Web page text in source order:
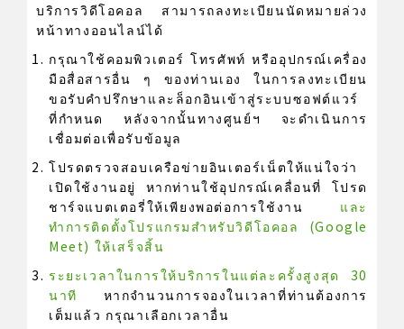
บริการวิดีโอคอล สามารถลงทะเบียนนัดหมายล่วง
หน้าทางออนไลน์ได้
กรุณาใช้คอมพิวเตอร์ โทรศัพท์ หรืออุปกรณ์เครื่อง
มือสื่อสารอื่น ๆ ของท่านเอง ในการลงทะเบียน
ขอรับคำปรึกษาและล็อกอินเข้าสู่ระบบซอฟต์แวร์
ที่กำหนด หลังจากนั้นทางศูนย์ฯ จะดำเนินการ
เชื่อมต่อเพื่อรับข้อมูล
โปรดตรวจสอบเครือข่ายอินเตอร์เน็ตให้แน่ใจว่า
เปิดใช้งานอยู่ หากท่านใช้อุปกรณ์เคลื่อนที่ โปรด
ชาร์จแบตเตอรี่ให้เพียงพอต่อการใช้งาน และ
ทำการติดตั้งโปรแกรมสำหรับวิดีโอคอล (Google
Meet) ให้เสร็จสิ้น
ระยะเวลาในการให้บริการในแต่ละครั้งสูงสุด 30
นาที หากจำนวนการจองในเวลาที่ท่านต้องการ
เต็มแล้ว กรุณาเลือกเวลาอื่น